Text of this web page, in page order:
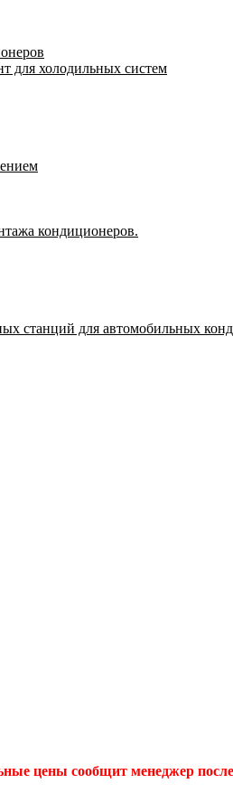
для холодильных систем
кондиционеров.
станций для автомобильных
цены сообщит менеджер